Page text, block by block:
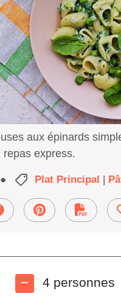
aux épinards
express.
● Plat Principal |
4 personnes